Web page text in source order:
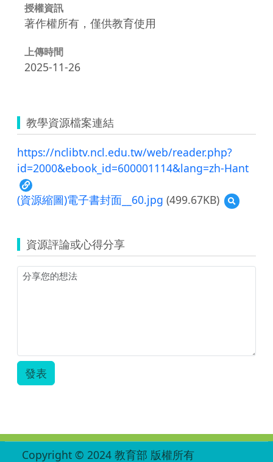
授權資訊
著作權所有，僅供教育使用
上傳時間
2025-11-26
教學資源檔案連結
https://nclibtv.ncl.edu.tw/web/reader.php?
id=2000&ebook_id=600001114&lang=zh-Hant
(資源縮圖)電子書封面__60.jpg (499.67KB)
預
覽
圖)
電
資源評論或心得分享
發表
Copyright © 2024 教育部 版權所有